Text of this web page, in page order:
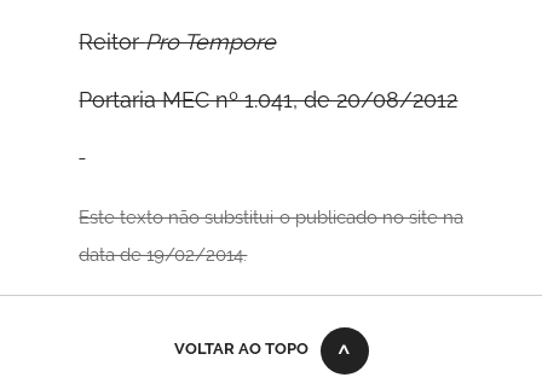
ReitorPro Tempore
Portaria MEC nº 1.041, de 20/08/2012
Este texto não substitui o publicado no site na
data de 19/02/2014.
VOLTAR AO TOPO